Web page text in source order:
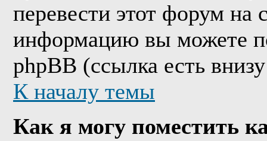
перевести этот форум
информацию вы можете
phpBB (ссылка есть
К началу темы
Как я могу поместить